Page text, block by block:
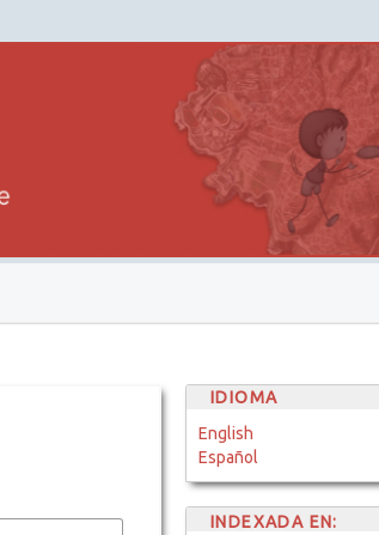
IDIOMA
English
Español
INDEXADA EN: